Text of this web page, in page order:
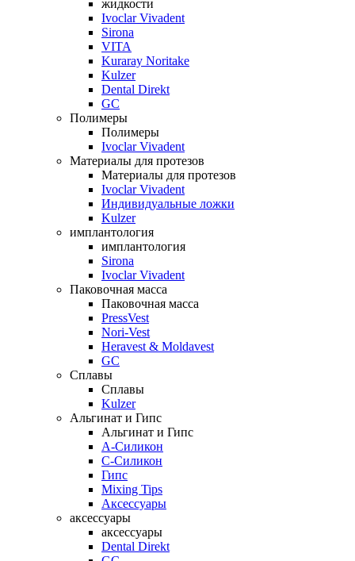
жидкости
Ivoclar Vivadent
Sirona
VITA
Kuraray Noritake
Kulzer
Dental Direkt
GC
Полимеры
Полимеры
Ivoclar Vivadent
Материалы для протезов
Материалы для протезов
Ivoclar Vivadent
Индивидуальные ложки
Kulzer
имплантология
имплантология
Sirona
Ivoclar Vivadent
Паковочная масса
Паковочная масса
PressVest
Nori-Vest
Heravest & Moldavest
GC
Сплавы
Сплавы
Kulzer
Альгинат и Гипс
Альгинат и Гипс
A-Силикон
C-Силикон
Гипс
Mixing Tips
Аксессуары
аксессуары
аксессуары
Dental Direkt